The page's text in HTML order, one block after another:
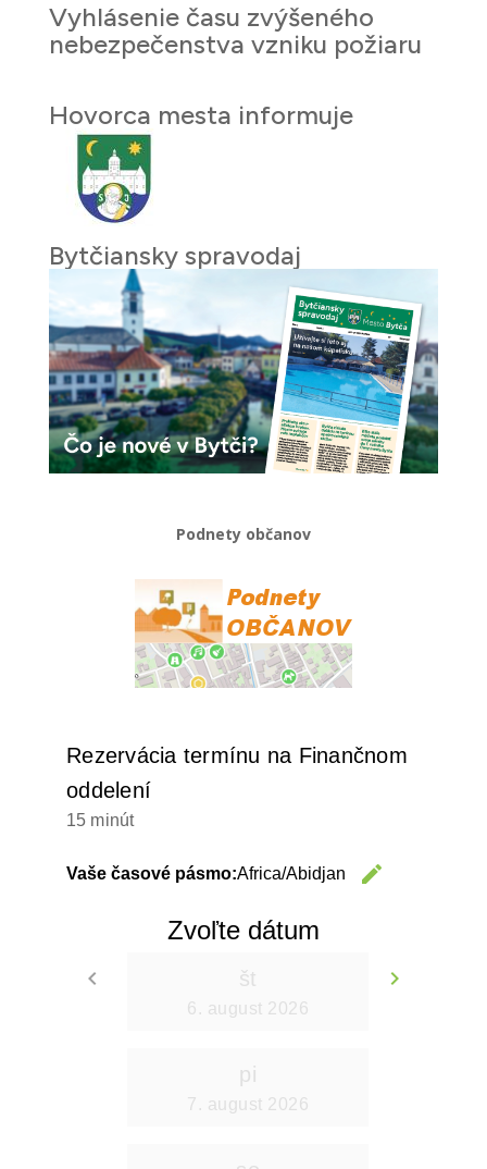
Vyhlásenie času zvýšeného
nebezpečenstva vzniku požiaru
Hovorca mesta informuje
Bytčiansky spravodaj
Podnety občanov